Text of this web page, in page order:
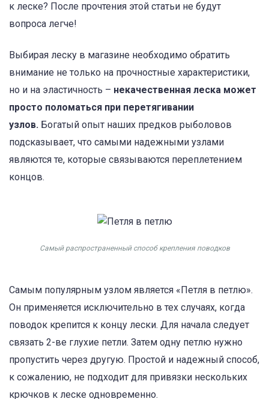
к леске? После прочтения этой статьи не будут
вопроса легче!
Выбирая леску в магазине необходимо обратить
внимание не только на прочностные характеристики,
но и на эластичность – некачественная леска может
просто поломаться при перетягивании
узлов. Богатый опыт наших предков рыболовов
подсказывает, что самыми надежными узлами
являются те, которые связываются переплетением
концов.
Самый распространенный способ крепления поводков
Самым популярным узлом является «Петля в петлю».
Он применяется исключительно в тех случаях, когда
поводок крепится к концу лески. Для начала следует
связать 2-ве глухие петли. Затем одну петлю нужно
пропустить через другую. Простой и надежный способ,
к сожалению, не подходит для привязки нескольких
крючков к леске одновременно.